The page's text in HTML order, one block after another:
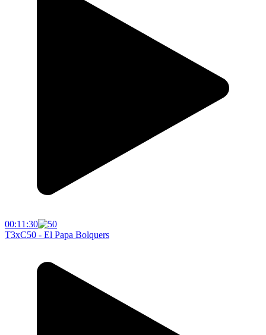
00:11:30
T3xC50 - El Papa Bolquers